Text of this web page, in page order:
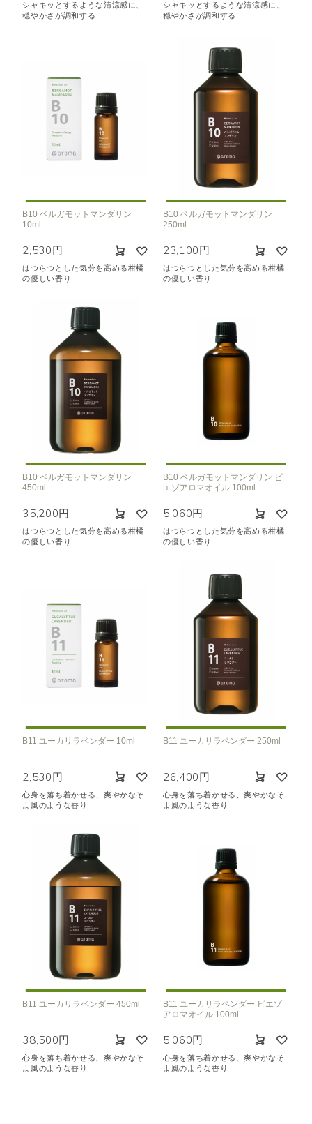
シャキッとするような清涼感に、
穏やかさが調和する
シャキッとするような清涼感に、
穏やかさが調和する
B10 ベルガモットマンダリン
10ml
2,530円
はつらつとした気分を高める柑橘
の優しい香り
B10 ベルガモットマンダリン
250ml
23,100円
はつらつとした気分を高める柑橘
の優しい香り
B10 ベルガモットマンダリン
450ml
35,200円
はつらつとした気分を高める柑橘
の優しい香り
B10 ベルガモットマンダリン ピ
エゾアロマオイル 100ml
5,060円
はつらつとした気分を高める柑橘
の優しい香り
B11 ユーカリラベンダー 10ml
2,530円
心身を落ち着かせる、爽やかなそ
よ風のような香り
B11 ユーカリラベンダー 250ml
26,400円
心身を落ち着かせる、爽やかなそ
よ風のような香り
B11 ユーカリラベンダー 450ml
38,500円
心身を落ち着かせる、爽やかなそ
よ風のような香り
B11 ユーカリラベンダー ピエゾ
アロマオイル 100ml
5,060円
心身を落ち着かせる、爽やかなそ
よ風のような香り